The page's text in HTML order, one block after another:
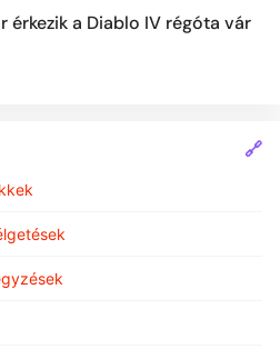
érkezik a Diablo IV régóta vár
🔗